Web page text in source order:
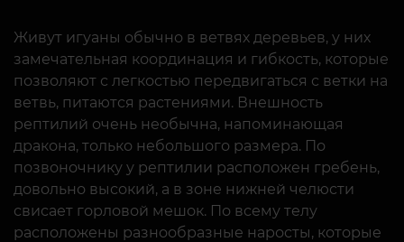
Живут игуаны обычно в ветвях деревьев, у них
замечательная координация и гибкость, которые
позволяют с легкостью передвигаться с ветки на
ветвь, питаются растениями. Внешность
рептилий очень необычна, напоминающая
дракона, только небольшого размера. По
позвоночнику у рептилии расположен гребень,
довольно высокий, а в зоне нижней челюсти
свисает горловой мешок. По всему телу
расположены разнообразные наросты, которые